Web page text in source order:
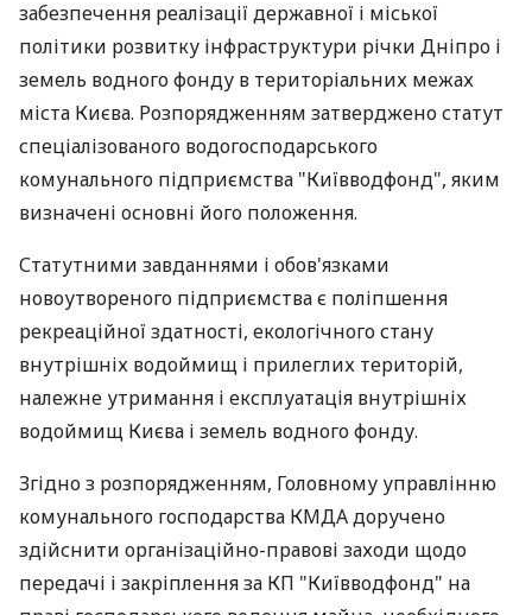
забезпечення реалізації державної і міської
політики розвитку інфраструктури річки Дніпро і
земель водного фонду в територіальних межах
міста Києва. Розпорядженням затверджено статут
спеціалізованого водогосподарського
комунального підприємства "Київводфонд", яким
визначені основні його положення.
Статутними завданнями і обов'язками
новоутвореного підприємства є поліпшення
рекреаційної здатності, екологічного стану
внутрішніх водоймищ і прилеглих територій,
належне утримання і експлуатація внутрішніх
водоймищ Києва і земель водного фонду.
Згідно з розпорядженням, Головному управлінню
комунального господарства КМДА доручено
здійснити організаційно-правові заходи щодо
передачі і закріплення за КП "Київводфонд" на